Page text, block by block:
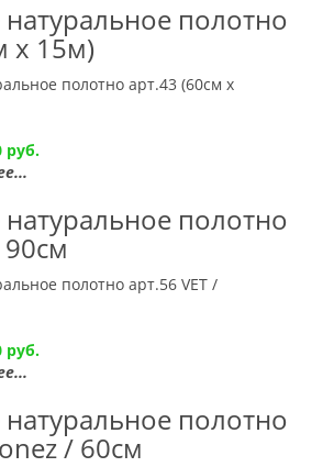
натуральное полотно
х 15м)
руб.
натуральное полотно
90см
руб.
натуральное полотно
/ 60см